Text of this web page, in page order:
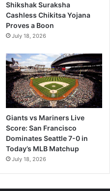
Shikshak Suraksha
Cashless Chikitsa Yojana
Proves a Boon
July 18, 2026
Giants vs Mariners Live
Score: San Francisco
Dominates Seattle 7-0 in
Today’s MLB Matchup
July 18, 2026